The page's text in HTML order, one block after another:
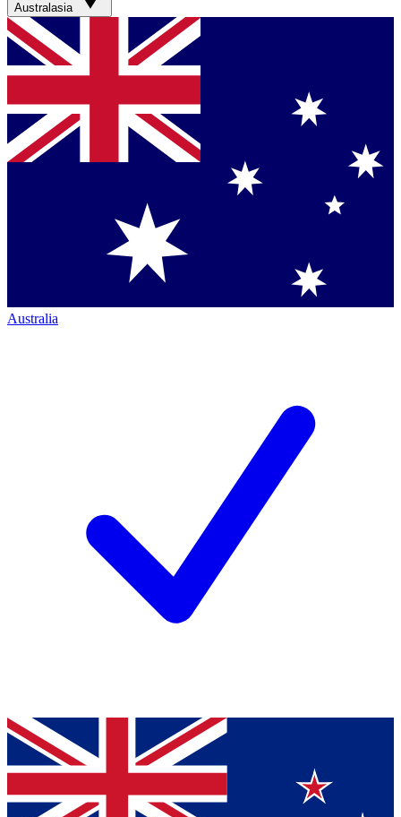
Australasia
Australia